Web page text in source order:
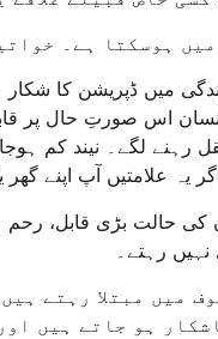
ہوسکتا ہے۔
میں ڈپریشن کا شکار
اس صورتِ حال پر
رہنے لگے۔ نیند کم
یہ علامتیں آپ اپنے
حالت بڑی قابل، رحم
رہتے۔
میں مبتلا رہتے
ہو جاتے ہیں